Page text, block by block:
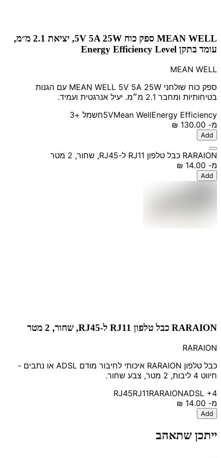
MEAN WELL ספק כוח 5V 5A 25W, יציאת 2.1 מ״מ,
עומד בתקן Energy Efficiency Level
MEAN WELL
ספק כוח שולחני MEAN WELL 5V 5A 25W עם הגנות
בטיחותיות ומחבר 2.1 מ״מ. יעיל אנרגטית ועמיד.
5VMean WellEnergy Efficiency חשמל +3
מ-
Add
RARAION כבל טלפון RJ11 ל-RJ45, שחור, 2 מטר
מ-
Add
RARAION כבל טלפון RJ11 ל-RJ45, שחור, 2 מטר
RARAION
כבל טלפון RARAION איכותי לחיבור מודם ADSL או נתבים -
חיווט 4 ליבות, 2 מטר, צבע שחור.
RJ45RJ11RARAIONADSL +4
מ-
Add
ייתכן שתאהב